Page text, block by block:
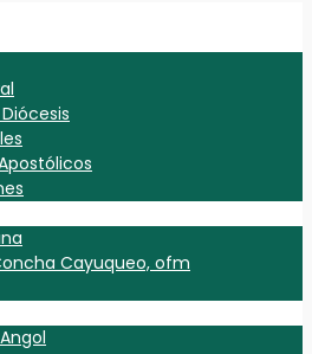
Cayuqueo, ofm